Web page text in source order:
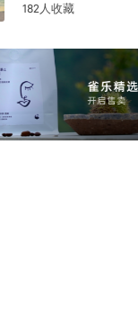
182人收藏